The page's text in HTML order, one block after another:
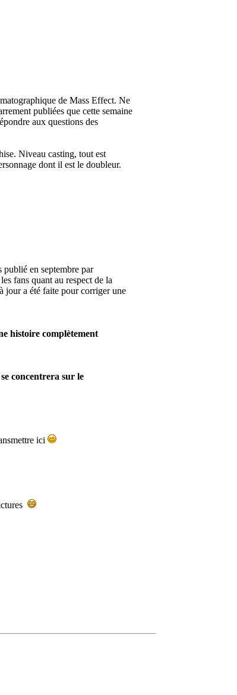
de Mass Effect. Ne
publiées que cette semaine
aux questions des
Niveau casting, tout est
dont il est le doubleur.
en septembre par
fans quant au respect de la
jour a été faite pour corriger une
histoire complètement
concentrera sur le
ici